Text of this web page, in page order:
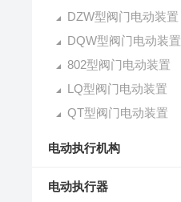
DZW型阀门电动装置
DQW型阀门电动装置
802型阀门电动装置
LQ型阀门电动装置
QT型阀门电动装置
电动执行机构
电动执行器